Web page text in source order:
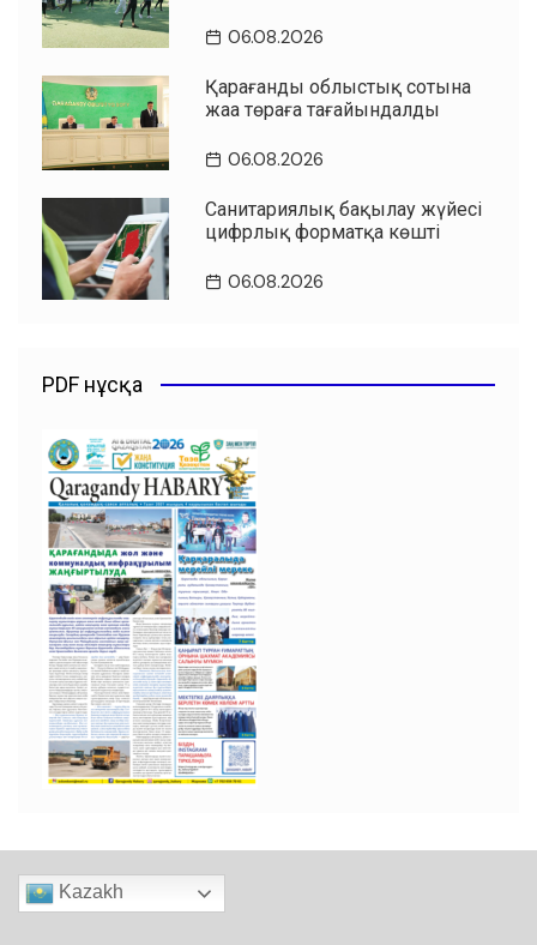
06.08.2026
Қарағанды облыстық сотына
жаңа төраға тағайындалды
06.08.2026
Санитариялық бақылау жүйесі
цифрлық форматқа көшті
06.08.2026
PDF нұсқа
Kazakh